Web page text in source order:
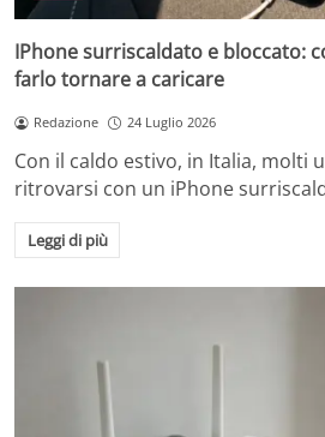
IPhone surriscaldato e bloccato:
farlo tornare a caricare
Redazione 24 Luglio 2026
Con il caldo estivo, in Italia, molti
ritrovarsi con un iPhone
Leggi di più